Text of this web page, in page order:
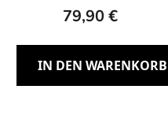
e
79,90 €
IN DEN WARENKORB